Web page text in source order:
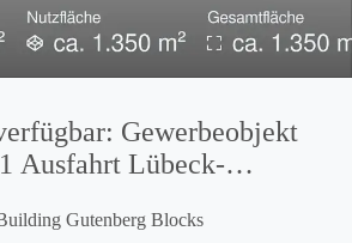
Gewerbeobjekt
Ausfahrt Lübeck-
Gutenberg Blocks